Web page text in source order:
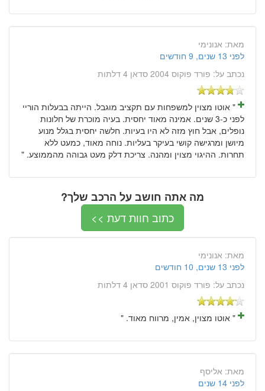
מאת: אנונימי
לפני 13 שנים, 9 חודשים
נכתב על: פורד פוקוס 2004 סדאן 4 דלתות
" אוטו מצוין למשפחות עם תקציב מוגבל. הייתה בבעלות הוריי
לפני כ-3 שנים. אמינה מאוד יחסית. בעיה מוכרת של חלונות
נופלים, אבל חוץ מזה לא היו בעיות. חלשה יחסית בגלל מנוע
מיושן ומרגישה קושי בעיקר בעליות. נוחה מאוד, כמעט ללא
תחרות. ההיגוי מצוין ומהנה. צריכת דלק מעט גבוהה מהממוצע. "
מה אתה חושב על הרכב שלך?
כתוב חוות דעת >>
מאת: אנונימי
לפני 13 שנים, 10 חודשים
נכתב על: פורד פוקוס 2001 סדאן 4 דלתות
" אוטו מצוין, אמין, מרווח מאוד. "
מאת: אליסף
לפני 14 שנים